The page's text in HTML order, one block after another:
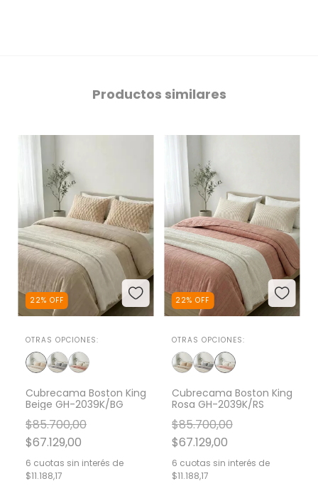
Productos similares
22% OFF
OTRAS OPCIONES:
Cubrecama Boston King
Beige GH-2039K/BG
$85.700,00
$67.129,00
6 cuotas sin interés de
$11.188,17
22%OFF
OTRAS OPCIONES:
Cubrecama Boston King
Rosa GH-2039K/RS
$85.700,00
$67.129,00
6 cuotas sin interés de
$11.188,17